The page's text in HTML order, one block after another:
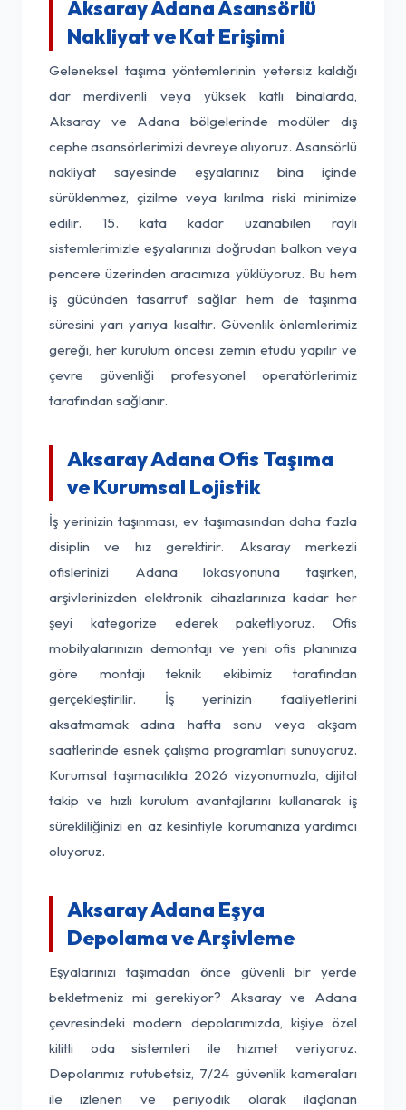
Aksaray Adana Asansörlü
Nakliyat ve Kat Erişimi
Geleneksel taşıma yöntemlerinin yetersiz kaldığı
dar merdivenli veya yüksek katlı binalarda,
Aksaray ve Adana bölgelerinde modüler dış
cephe asansörlerimizi devreye alıyoruz. Asansörlü
nakliyat sayesinde eşyalarınız bina içinde
sürüklenmez, çizilme veya kırılma riski minimize
edilir. 15. kata kadar uzanabilen raylı
sistemlerimizle eşyalarınızı doğrudan balkon veya
pencere üzerinden aracımıza yüklüyoruz. Bu hem
iş gücünden tasarruf sağlar hem de taşınma
süresini yarı yarıya kısaltır. Güvenlik önlemlerimiz
gereği, her kurulum öncesi zemin etüdü yapılır ve
çevre güvenliği profesyonel operatörlerimiz
tarafından sağlanır.
Aksaray Adana Ofis Taşıma
ve Kurumsal Lojistik
İş yerinizin taşınması, ev taşımasından daha fazla
disiplin ve hız gerektirir. Aksaray merkezli
ofislerinizi Adana lokasyonuna taşırken,
arşivlerinizden elektronik cihazlarınıza kadar her
şeyi kategorize ederek paketliyoruz. Ofis
mobilyalarınızın demontajı ve yeni ofis planınıza
göre montajı teknik ekibimiz tarafından
gerçekleştirilir. İş yerinizin faaliyetlerini
aksatmamak adına hafta sonu veya akşam
saatlerinde esnek çalışma programları sunuyoruz.
Kurumsal taşımacılıkta 2026 vizyonumuzla, dijital
takip ve hızlı kurulum avantajlarını kullanarak iş
sürekliliğinizi en az kesintiyle korumanıza yardımcı
oluyoruz.
Aksaray Adana Eşya
Depolama ve Arşivleme
Eşyalarınızı taşımadan önce güvenli bir yerde
bekletmeniz mi gerekiyor? Aksaray ve Adana
çevresindeki modern depolarımızda, kişiye özel
kilitli oda sistemleri ile hizmet veriyoruz.
Depolarımız rutubetsiz, 7/24 güvenlik kameraları
ile izlenen ve periyodik olarak ilaçlanan